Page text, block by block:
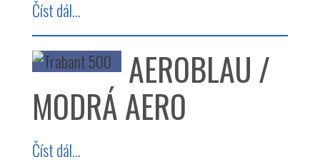
Číst dál...
AEROBLAU /
MODRÁ AERO
Číst dál...